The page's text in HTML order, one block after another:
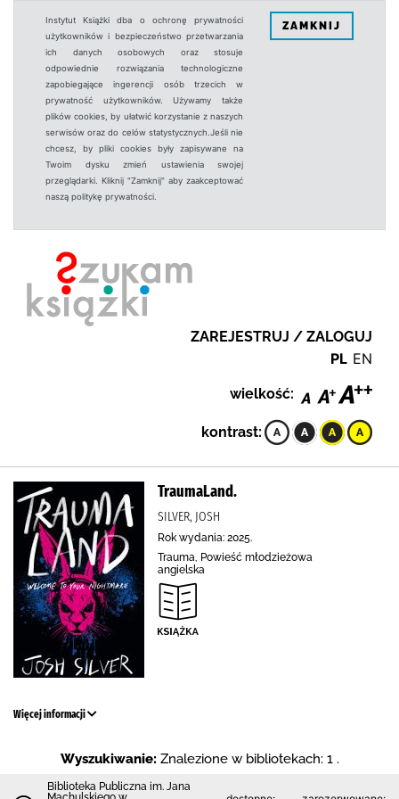
Instytut Książki dba o ochronę prywatności
użytkowników i bezpieczeństwo przetwarzania
ich danych osobowych oraz stosuje
odpowiednie rozwiązania technologiczne
zapobiegające ingerencji osób trzecich w
prywatność użytkowników. Używamy także
plików cookies, by ułatwić korzystanie z naszych
serwisów oraz do celów statystycznych.Jeśli nie
chcesz, by pliki cookies były zapisywane na
Twoim dysku zmień ustawienia swojej
przeglądarki. Kliknij "Zamknij" aby zaakceptować
naszą politykę prywatności.
ZAMKNIJ
ZAREJESTRUJ / ZALOGUJ
PL EN
wielkość:
kontrast:
TraumaLand.
SILVER, JOSH
Rok wydania: 2025.
Trauma, Powieść młodzieżowa
angielska
Więcej informacji
Wyszukiwanie: Znalezione w bibliotekach: 1 .
Biblioteka Publiczna im. Jana